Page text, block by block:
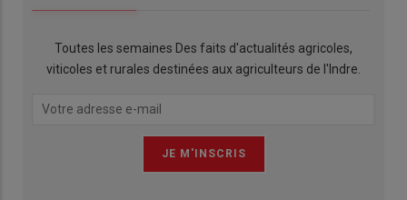
Toutes les semaines Des faits d'actualités agricoles,
viticoles et rurales destinées aux agriculteurs de l'Indre.